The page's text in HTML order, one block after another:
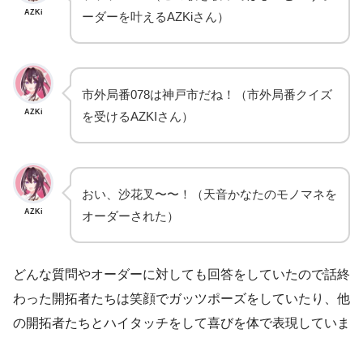
AZKi
ーダーを叶えるAZKiさん）
AZKi
市外局番078は神戸市だね！（市外局番クイズ
を受けるAZKIさん）
AZKi
おい、沙花叉〜〜！（天音かなたのモノマネを
オーダーされた）
どんな質問やオーダーに対しても回答をしていたので話終
わった開拓者たちは笑顔でガッツポーズをしていたり、他
の開拓者たちとハイタッチをして喜びを体で表現していま